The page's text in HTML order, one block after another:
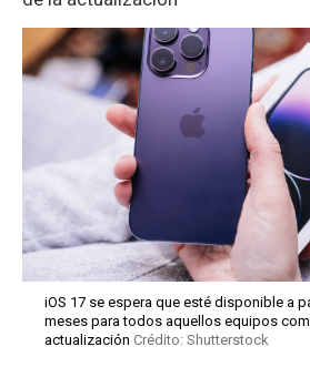
iOS 17 se espera que esté disponible a
meses para todos aquellos equipos
actualización Crédito: Shutterstock